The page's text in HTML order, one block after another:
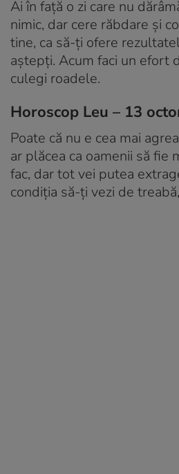
Ai în față o zi care nu
nimic, dar cere răbdare și
tine, ca să-ți ofere
aștepți. Acum faci un efort
culegi roadele.
Horoscop Leu – 13
Poate că nu e cea mai
ar plăcea ca oamenii să fie
fac, dar tot vei putea
condiția să-ți vezi de